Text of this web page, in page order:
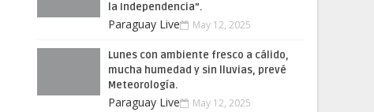
la Independencia”.
Paraguay Live May 12, 2025
Lunes con ambiente fresco a cálido,
mucha humedad y sin lluvias, prevé
Meteorología.
Paraguay Live May 12, 2025